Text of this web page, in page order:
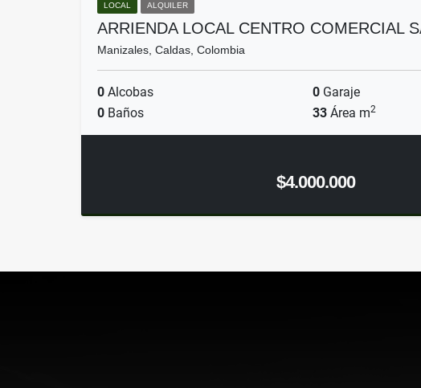
LOCAL ALQUILER
ARRIENDA LOCAL CENTRO COMERCIAL
Manizales, Caldas, Colombia
0 Alcobas 0 Garaje
0 Baños 33 Área m2
$4.000.000